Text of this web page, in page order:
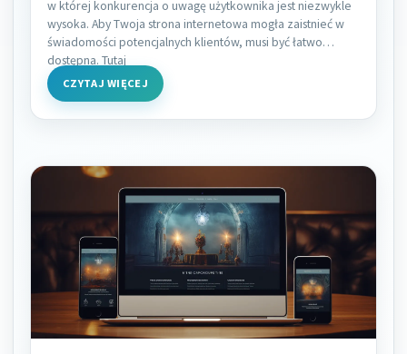
w której konkurencja o uwagę użytkownika jest niezwykle
wysoka. Aby Twoja strona internetowa mogła zaistnieć w
świadomości potencjalnych klientów, musi być łatwo
dostępna. Tutaj
CZYTAJ WIĘCEJ